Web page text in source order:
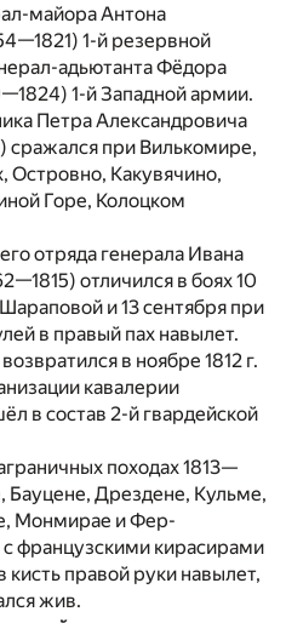
майора Антона
1-й резервной
адьютанта Фёдора
1-й Западной армии.
Петра Александровича
сражался при Вилькомире,
Островно, Какувячино,
Горе, Колоцком
отряда генерала Ивана
отличился в боях 10
и 13 сентября при
в правый пах навылет.
в ноябре 1812 г.
кавалерии
в состав 2-й гвардейской
походах 1813—
Бауцене, Дрездене, Кульме,
Монмирае и Фер-
французскими кирасирами
правой руки навылет,
жив.